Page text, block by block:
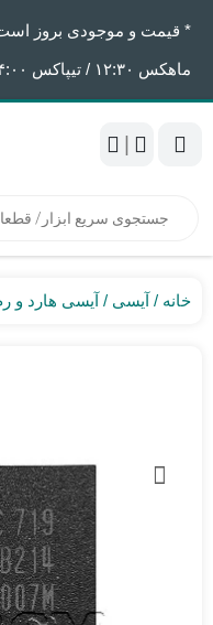
* قیمت و موجودی بروز
ماهکس ١٢:٣٠ / تیپاکس ١۴:٠٠
محصولات
خانه آیسی آیسی هارد و